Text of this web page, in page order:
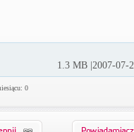
1.3 MB |2007-07-
0